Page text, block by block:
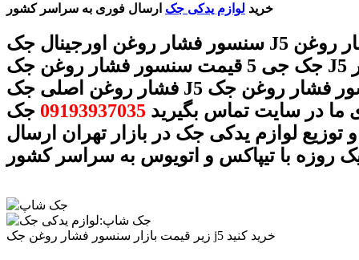
خرید لوازم یدکی جک ارسال فوری به سراسر کشور
سنسور فشار روغن اورجینال جک J5 سنسور فشار روغن
جک جی 5 قیمت سنسور فشار روغن جک J5 سنسور
فشار روغن اصلی جک J5 سنسور فشار روغن جک J5 با
ما در سایت تماس بگیرید 09193937035 جک
توزیع لوازم یدکی جک در بازار تهران ارسال
روزه با تیپاکس و اتویوس به سراسر کشور
زیر قیمت بازار سنسور فشار روغن جک j5 خرید کنید